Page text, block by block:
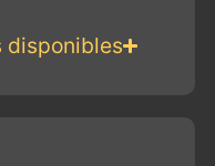
disponibles